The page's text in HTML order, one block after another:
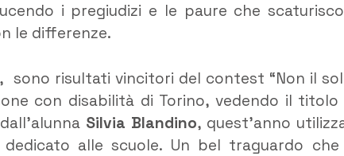
i pregiudizi e le paure che
le differenze.
sono risultati vincitori del contest “Non il
con disabilità di Torino, vedendo il titolo
Silvia Blandino, quest’anno
alle scuole. Un bel traguardo